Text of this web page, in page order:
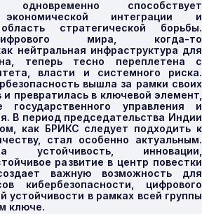
одновременно способствует
экономической интеграции и
стратегической борьбы.
мира, когда-то
нейтральная инфраструктура для
теперь тесно переплетена с
власти и системного риска.
вышла за рамки своих
и превратилась в ключевой элемент,
управления и
В период председательства Индии
как БРИКС следует подходить к
стал особенно актуальным.
устойчивость, инновации,
развитие в центр повестки
важную возможность для
кибербезопасности, цифрового
устойчивости в рамках всей группы
ключе.